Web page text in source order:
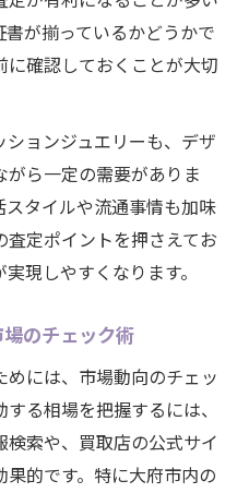
が揃っているかどうかで
確認しておくことが大切
ョンジュエリーも、デザ
ら一定の需要がありま
タイルや流通事情も加味
定ポイントを押さえてお
現しやすくなります。
のチェック術
には、市場動向のチェッ
る相場を把握するには、
索や、買取店の公式サイ
果的です。特に大府市内の